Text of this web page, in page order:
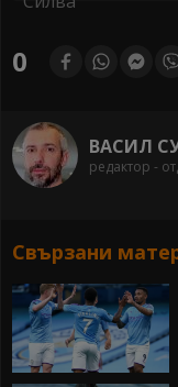
0
ВАСИЛ
редактор -
Свързани